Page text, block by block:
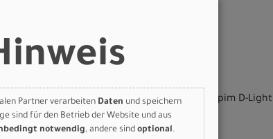
34T
Compound, 29x2.35
width, tubeless ready, DT Swiss 370 hub, Sapim D-
29x2.35
Partner verarbeiten Daten und speichern
sind für den Betrieb der Website und aus
notwendig, andere sind optional.